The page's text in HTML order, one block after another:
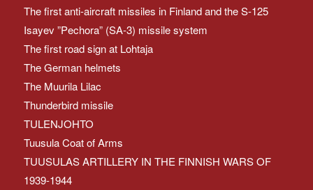
The first anti-aircraft missiles in Finland and the S-125
Isayev ”Pechora” (SA-3) missile system
The first road sign at Lohtaja
The German helmets
The Muurila Lilac
Thunderbird missile
TULENJOHTO
Tuusula Coat of Arms
TUUSULAS ARTILLERY IN THE FINNISH WARS OF
1939-1944